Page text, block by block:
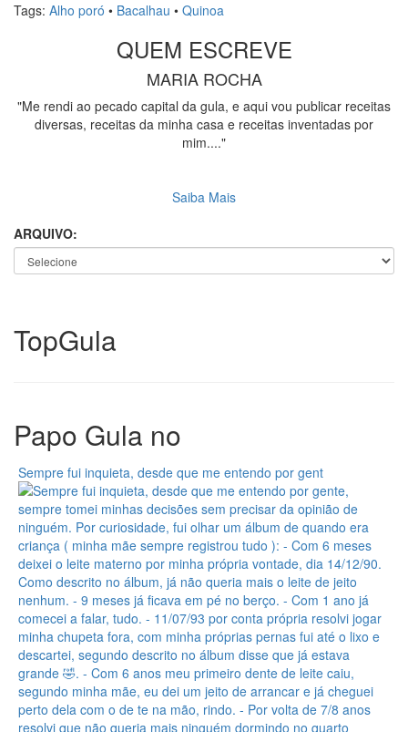
Tags: Alho poró • Bacalhau • Quinoa
QUEM ESCREVE
MARIA ROCHA
"Me rendi ao pecado capital da gula, e aqui vou publicar receitas
diversas, receitas da minha casa e receitas inventadas por
mim...."
Saiba Mais
ARQUIVO:
TopGula
Papo Gula no
Sempre fui inquieta, desde que me entendo por gent